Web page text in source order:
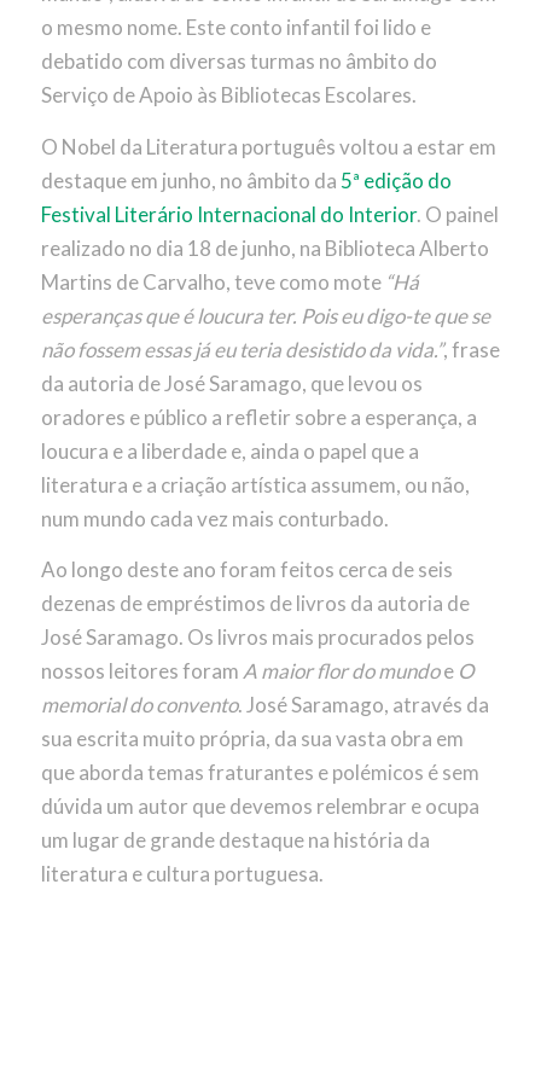
o mesmo nome. Este conto infantil foi lido e
debatido com diversas turmas no âmbito do
Serviço de Apoio às Bibliotecas Escolares.
O Nobel da Literatura português voltou a estar em
destaque em junho, no âmbito da 5ª edição do
Festival Literário Internacional do Interior. O painel
realizado no dia 18 de junho, na Biblioteca Alberto
Martins de Carvalho, teve como mote“Há
esperanças que é loucura ter. Pois eu digo-te que se
não fossem essas já eu teria desistido da vida.”, frase
da autoria de José Saramago, que levou os
oradores e público a refletir sobre a esperança, a
loucura e a liberdade e, ainda o papel que a
literatura e a criação artística assumem, ou não,
num mundo cada vez mais conturbado.
Ao longo deste ano foram feitos cerca de seis
dezenas de empréstimos de livros da autoria de
José Saramago. Os livros mais procurados pelos
nossos leitores foramA maior flor do mundoe O
memorial do convento. José Saramago, através da
sua escrita muito própria, da sua vasta obra em
que aborda temas fraturantes e polémicos é sem
dúvida um autor que devemos relembrar e ocupa
um lugar de grande destaque na história da
literatura e cultura portuguesa.